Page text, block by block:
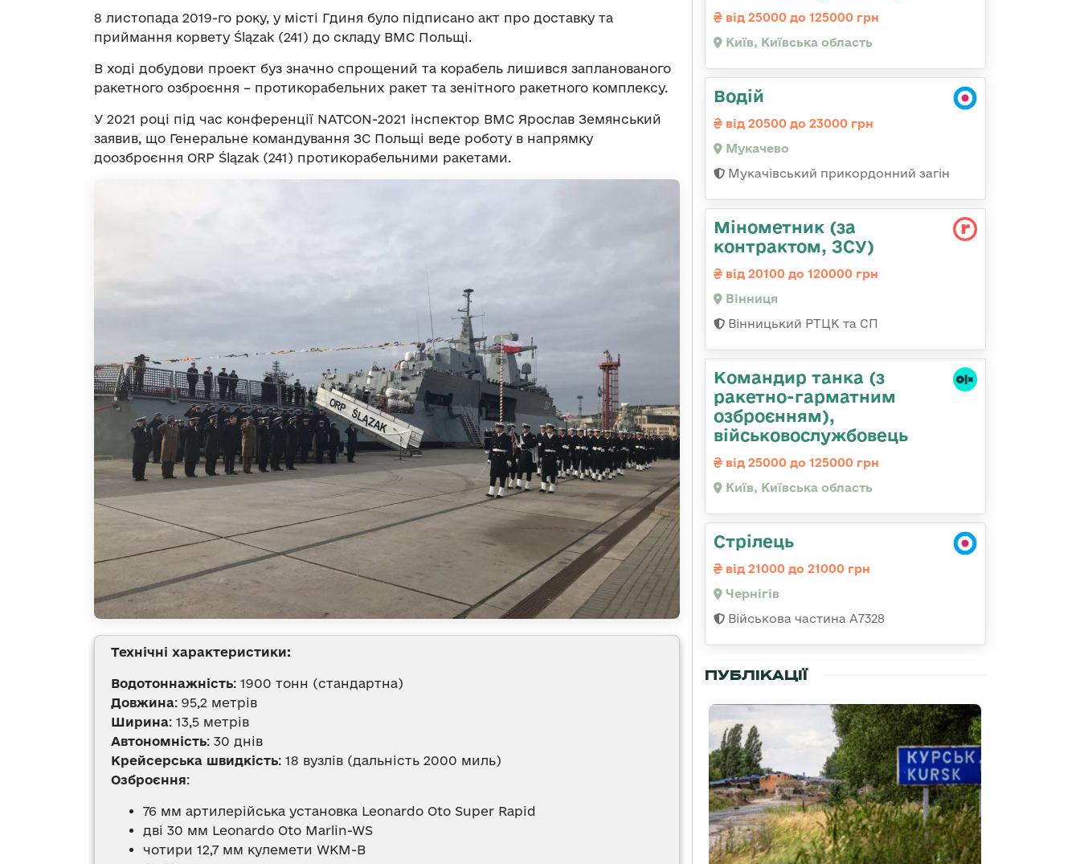
8 листопада 2019-го року, у місті Гдиня було підписано акт про доставку та
приймання корвету Ślązak (241) до складу ВМС Польщі.
В ході добудови проект буз значно спрощений та корабель лишився запланованого
ракетного озброєння – протикорабельних ракет та зенітного ракетного комплексу.
У 2021 році під час конференції NATCON-2021 інспектор ВМС Ярослав Земянський
заявив, що Генеральне командування ЗС Польщі веде роботу в напрямку
доозброєння ORP Ślązak (241) протикорабельними ракетами.
Технічні характеристики:
Водотоннажність: 1900 тонн (стандартна)
Довжина: 95,2 метрів
Ширина: 13,5 метрів
Автономність: 30 днів
Крейсерська швидкість: 18 вузлів (дальність 2000 миль)
Озброєння:
76 мм артилерійська установка Leonardo Oto Super Rapid
дві 30 мм Leonardo Oto Marlin-WS
чотири 12,7 мм кулемети WKM-B
від 25000 до 125000 грн
Київ, Київська область
Водій
від 20500 до 23000 грн
Мукачево
Мукачівський прикордонний загін
Мінометник (за
контрактом, ЗСУ)
від 20100 до 120000 грн
Вінниця
Вінницький РТЦК та СП
Командиp танка (з
pакетно-гарматним
озброєнням),
військовослужбовець
від 25000 до 125000 грн
Київ, Київська область
Стрілець
від 21000 до 21000 грн
Чернігів
Військова частина А7328
ПУБЛІКАЦІЇ